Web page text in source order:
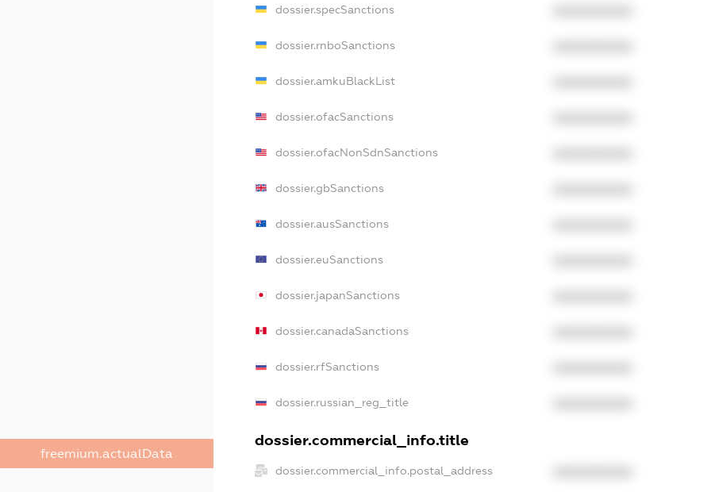
freemium.actualData
dossier.specSanctions
dossier.rnboSanctions
dossier.amkuBlackList
dossier.ofacSanctions
dossier.ofacNonSdnSanctions
dossier.gbSanctions
dossier.ausSanctions
dossier.euSanctions
dossier.japanSanctions
dossier.canadaSanctions
dossier.rfSanctions
dossier.russian_reg_title
dossier.commercial_info.title
dossier.commercial_info.postal_address